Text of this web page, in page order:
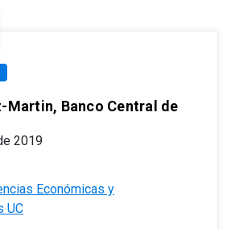
Martin, Banco Central de
2019
Económicas y
UC